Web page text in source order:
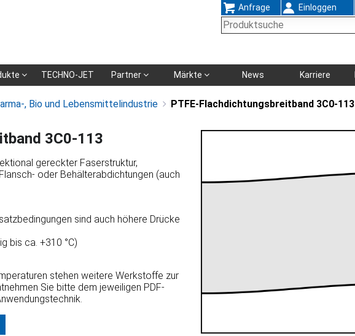
Navigation
Anfrage Einloggen
TECHNO-JET Partner Märkte News Karriere
, Bio und Lebensmittelindustrie PTFE-Flachdichtungsbreitband 3C0-113
3C0-113
gereckter Faserstruktur,
oder Behälterabdichtungen (auch
sind auch höhere Drücke
bis ca. +310 °C)
stehen weitere Werkstoffe zur
Sie bitte dem jeweiligen PDF-